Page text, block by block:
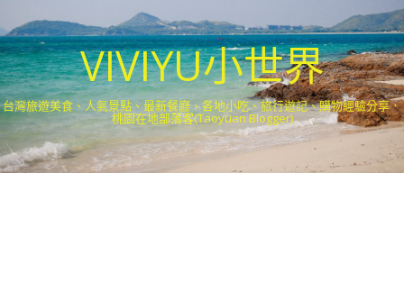
VIVIYU小世界
台灣旅遊美食、人氣景點、最新餐廳、各地小吃、旅行遊記、購物經驗分享．
桃園在地部落客(Taoyuan Blogger)